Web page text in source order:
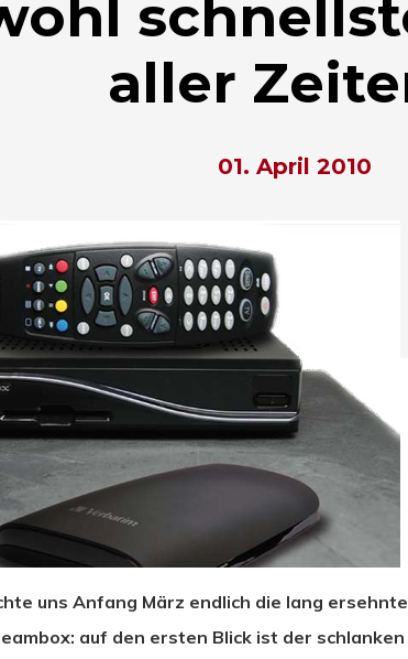
Schließen.
aller
01. April 2010
uns Anfang März endlich die lang
auf den ersten Blick ist der schlanken